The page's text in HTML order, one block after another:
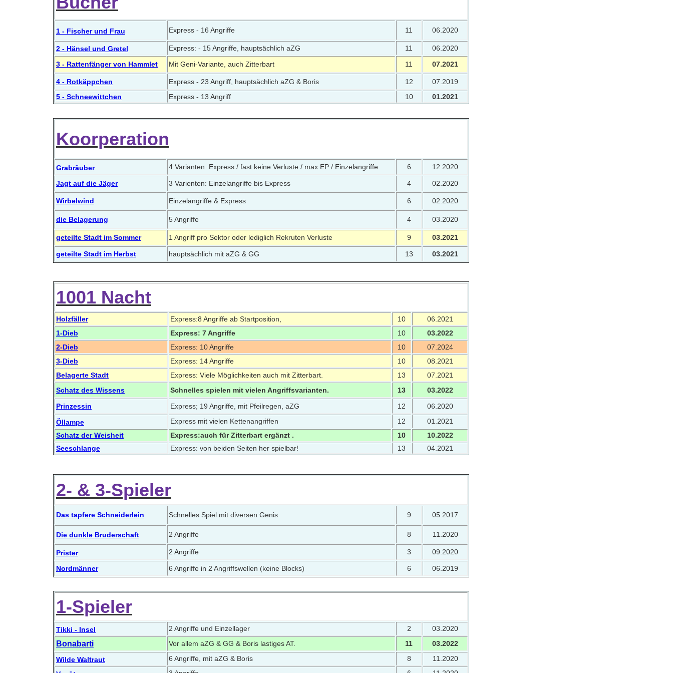
1001 Nacht
Holzfäller Express:8 Angriffe ab Startposition, 10
06.2021
1-Dieb
Express: 7 Angriffe 10
03.2022
2-Dieb
Express: 10 Angriffe 10
07.2024
3-Dieb
Express: 14 Angriffe 10
08.2021
Belagerte Stadt
Express: Viele Möglichkeiten auch mit Zitterbart. 13
07.2021
Schatz des Wissens
Schnelles spielen mit vielen Angriffsvarianten. 13
03.2022
Prinzessin
Express; 19 Angriffe, mit Pfeilregen, aZG 12
06.2020
Öllampe
Express mit vielen Kettenangriffen 12
01.2021
Schatz der Weisheit
Express:auch für Zitterbart ergänzt . 10
10.2022
Seeschlange
Express: von beiden Seiten her spielbar! 13 04.2021
1 - Fischer und Frau Express - 16 Angriffe 11 06.2020
2 - Hänsel und Gretel Express: - 15 Angriffe, hauptsächlich aZG 11
06.2020
3 - Rattenfänger von Hammlet
Mit Geni-Variante, auch Zitterbart 11 07.2021
4 - Rotkäppchen Express - 23 Angriff, hauptsächlich aZG & Boris 12
07.2019
5 - Schneewittchen
Express - 13 Angriff 10 01.2021
Koorperation
Grabräuber 4 Varianten: Express / fast keine Verluste / max EP / Einzelangriffe 6 12.2020
Jagt auf die Jäger 3 Varienten: Einzelangriffe bis Express 4 02.2020
Wirbelwind Einzelangriffe & Express 6 02.2020
die Belagerung 5 Angriffe 4 03.2020
geteilte Stadt im Sommer 1 Angriff pro Sektor oder lediglich Rekruten Verluste 9 03.2021
geteilte Stadt im Herbst hauptsächlich mit aZG & GG 13 03.2021
2- & 3-Spieler
Das tapfere Schneiderlein Schnelles Spiel mit diversen Genis 9 05.2017
Die dunkle Bruderschaft 2 Angriffe 8 11.2020
Prister 2 Angriffe 3 09.2020
Nordmänner 6 Angriffe in 2 Angriffswellen (keine Blocks) 6 06.2019
1-Spieler
Tikki - Insel 2 Angriffe und Einzellager 2 03.2020
Bonabarti Vor allem aZG & GG & Boris lastiges AT. 11
03.2022
Wilde Waltraut
6 Angriffe, mit aZG & Boris 8
11.2020